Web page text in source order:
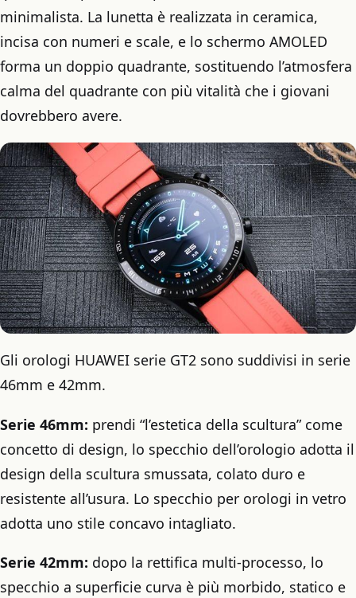
minimalista. La lunetta è realizzata in ceramica,
incisa con numeri e scale, e lo schermo AMOLED
forma un doppio quadrante, sostituendo l’atmosfera
calma del quadrante con più vitalità che i giovani
dovrebbero avere.
Gli orologi HUAWEI serie GT2 sono suddivisi in serie
46mm e 42mm.
Serie 46mm: prendi “l’estetica della scultura” come
concetto di design, lo specchio dell’orologio adotta il
design della scultura smussata, colato duro e
resistente all’usura. Lo specchio per orologi in vetro
adotta uno stile concavo intagliato.
Serie 42mm: dopo la rettifica multi-processo, lo
specchio a superficie curva è più morbido, statico e